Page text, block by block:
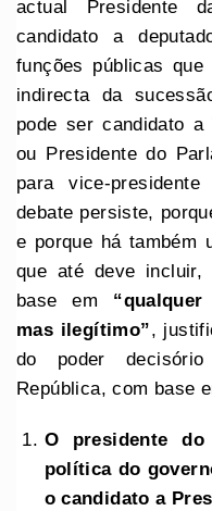
actual Presidente
candidato a
funções públicas
indirecta da
pode ser candidato a
ou Presidente do
para vice-
debate persiste,
e porque há também
que até deve incluir,
base em
mas ilegítimo”,
do poder
República, com base
O presidente
política do
o candidato a